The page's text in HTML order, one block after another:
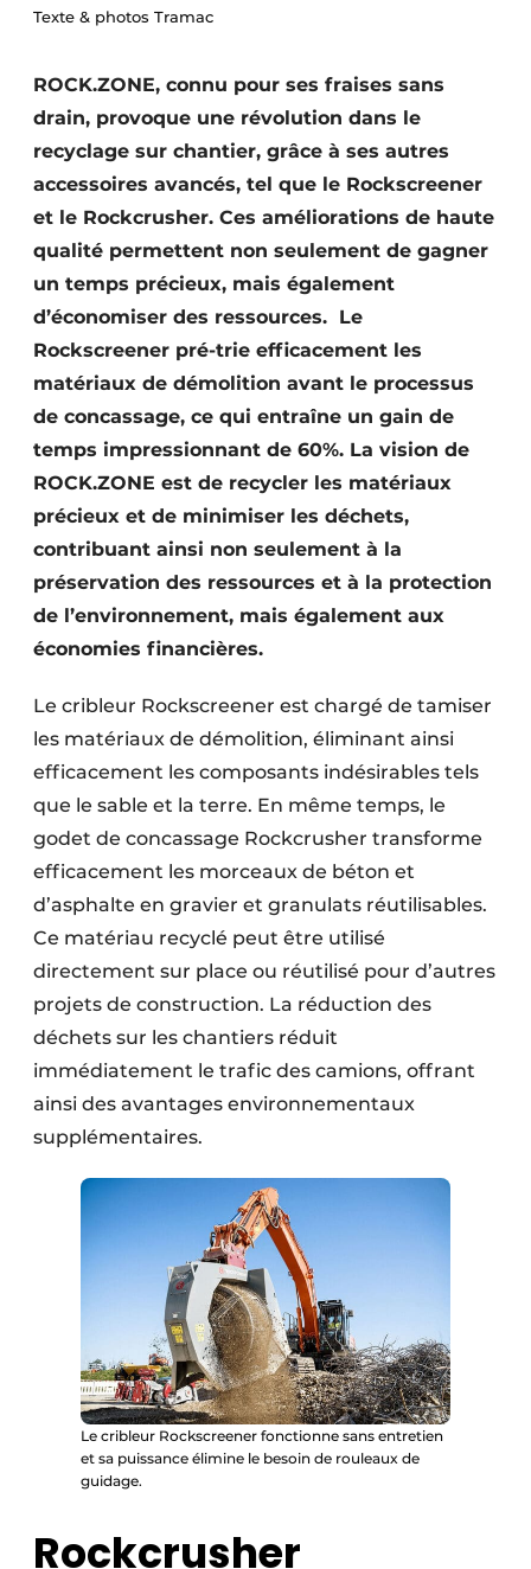
Termes et conditions
Construction bois
Éclairage
Fondations
Façades
Géotextiles
Infrastructures souterraines et égouttage
Protection solaire
Rénovation
Sécurité incendie
Software
Techniques ferroviaires
Texte & photos Tramac
ROCK.ZONE, connu pour ses fraises sans
drain, provoque une révolution dans le
recyclage sur chantier, grâce à ses autres
accessoires avancés, tel que le Rockscreener
et le Rockcrusher. Ces améliorations de haute
qualité permettent non seulement de gagner
un temps précieux, mais également
d’économiser des ressources. Le
Rockscreener pré-trie efficacement les
matériaux de démolition avant le processus
de concassage, ce qui entraîne un gain de
temps impressionnant de 60%. La vision de
ROCK.ZONE est de recycler les matériaux
précieux et de minimiser les déchets,
contribuant ainsi non seulement à la
préservation des ressources et à la protection
de l’environnement, mais également aux
économies financières.
Le cribleur Rockscreener est chargé de tamiser
les matériaux de démolition, éliminant ainsi
efficacement les composants indésirables tels
que le sable et la terre. En même temps, le
godet de concassage Rockcrusher transforme
efficacement les morceaux de béton et
d’asphalte en gravier et granulats réutilisables.
Ce matériau recyclé peut être utilisé
directement sur place ou réutilisé pour d’autres
projets de construction. La réduction des
déchets sur les chantiers réduit
immédiatement le trafic des camions, offrant
ainsi des avantages environnementaux
supplémentaires.
Le cribleur Rockscreener fonctionne sans entretien
et sa puissance élimine le besoin de rouleaux de
guidage.
Rockcrusher